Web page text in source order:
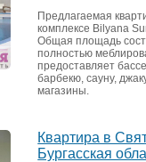
Предлагаемая
комплексе Bilyana
Общая площадь
полностью
предоставляет
барбекю, сауну,
магазины.
Квартира в
Бургасская